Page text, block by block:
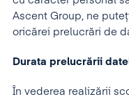
Ascent Group, ne
oricărei prelucrări de
Durata prelucrării
În vederea realizării